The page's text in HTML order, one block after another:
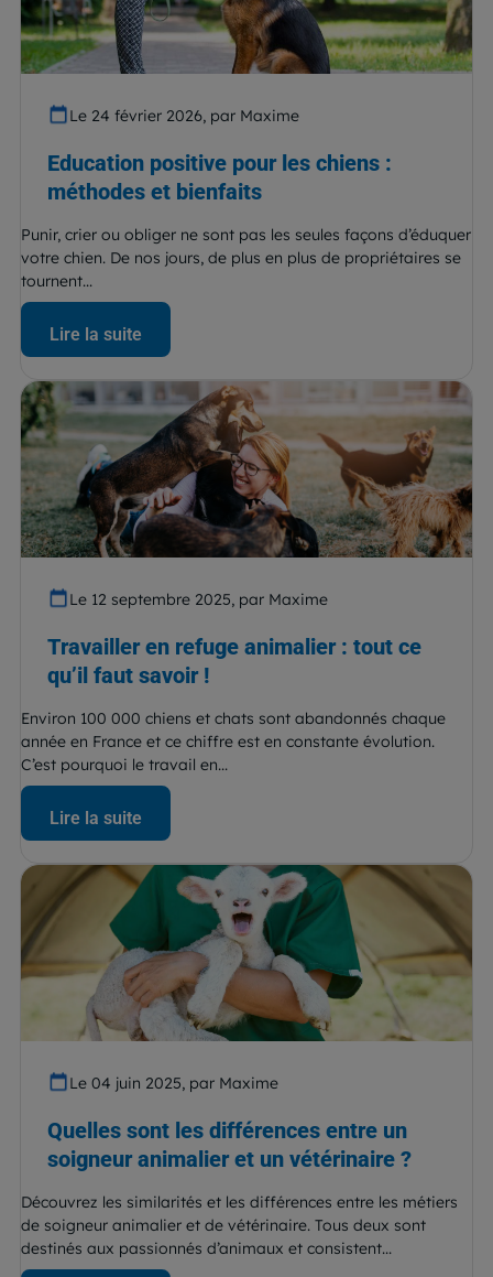
Le 24 février 2026, par Maxime
Education positive pour les chiens :
méthodes et bienfaits
Punir, crier ou obliger ne sont pas les seules façons d’éduquer
votre chien. De nos jours, de plus en plus de propriétaires se
tournent...
Lire la suite
Le 12 septembre 2025, par Maxime
Travailler en refuge animalier : tout ce
qu’il faut savoir !
Environ 100 000 chiens et chats sont abandonnés chaque
année en France et ce chiffre est en constante évolution.
C’est pourquoi le travail en...
Lire la suite
Le 04 juin 2025, par Maxime
Quelles sont les différences entre un
soigneur animalier et un vétérinaire ?
Découvrez les similarités et les différences entre les métiers
de soigneur animalier et de vétérinaire. Tous deux sont
destinés aux passionnés d’animaux et consistent...